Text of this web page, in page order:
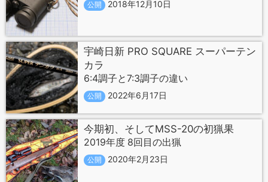
公開 2018年12月10日
宇崎日新 PRO SQUARE スーパーテン
カラ
6:4調子と7:3調子の違い
公開 2022年6月17日
今期初、そしてMSS-20の初猟果
2019年度 8回目の出猟
公開 2020年2月23日